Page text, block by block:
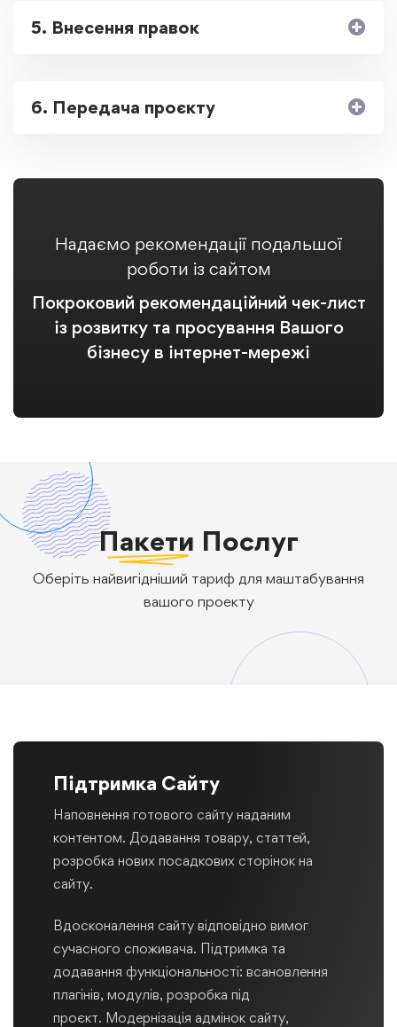
5. Внесення правок
6. Передача проєкту
Надаємо рекомендації подальшої
роботи із сайтом
Покроковий рекомендаційний чек-лист
із розвитку та просування Вашого
бізнесу в інтернет-мережі
Пакети Послуг
Оберіть найвигідніший тариф для маштабування
вашого проекту
Підтримка Сайту
Наповнення готового сайту наданим
контентом. Додавання товару, статтей,
розробка нових посадкових сторінок на
сайту.
Вдосконалення сайту відповідно вимог
сучасного споживача. Підтримка та
додавання функціональності: всановлення
плагінів, модулів, розробка під
проєкт. Модернізація адмінок сайту,